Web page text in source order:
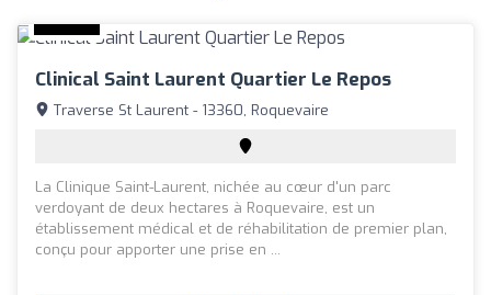
Clinical Saint Laurent Quartier Le Repos
Traverse St Laurent - 13360, Roquevaire
La Clinique Saint-Laurent, nichée au cœur d'un parc
verdoyant de deux hectares à Roquevaire, est un
établissement médical et de réhabilitation de premier plan,
conçu pour apporter une prise en ...